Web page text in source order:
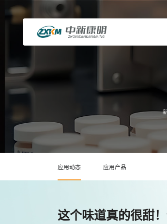
应用动态 应用产品
这个味道真的很甜